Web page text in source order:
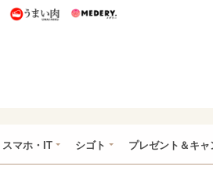
うまいパン うまい肉
スマホ・IT シゴト プレゼント＆キャ